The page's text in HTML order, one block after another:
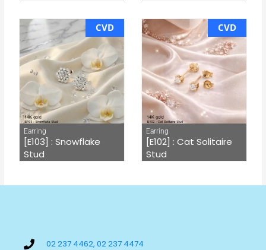
CVD
Earring
[E103] : Snowflake
Stud
CVD
Earring
[E102] : Cat Solitaire
Stud
02 237 4462, 02 237 4474